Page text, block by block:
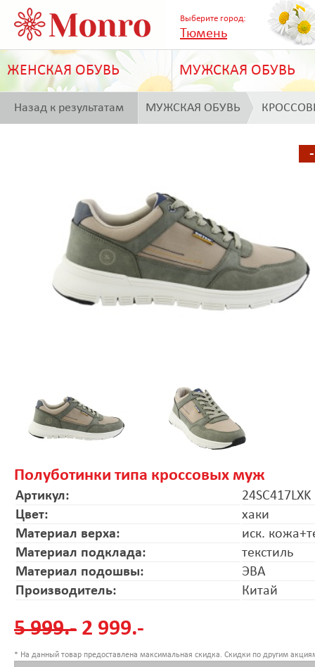
Выберите город:
Тюмень
ЖЕНСКАЯ ОБУВЬ МУЖСКАЯ ОБУВЬ
Назад к результатам МУЖСКАЯ ОБУВЬ
Полуботинки типа кроссовых муж
Артикул:
24SC417LXK
Цвет:
хаки
Материал верха:
иск.
Материал подклада:
текстиль
Материал подошвы:
ЭВА
Производитель:
Китай
5 999.- 2 999.-
* На данный товар предоставлена максимальная скидка. Скидки по другим